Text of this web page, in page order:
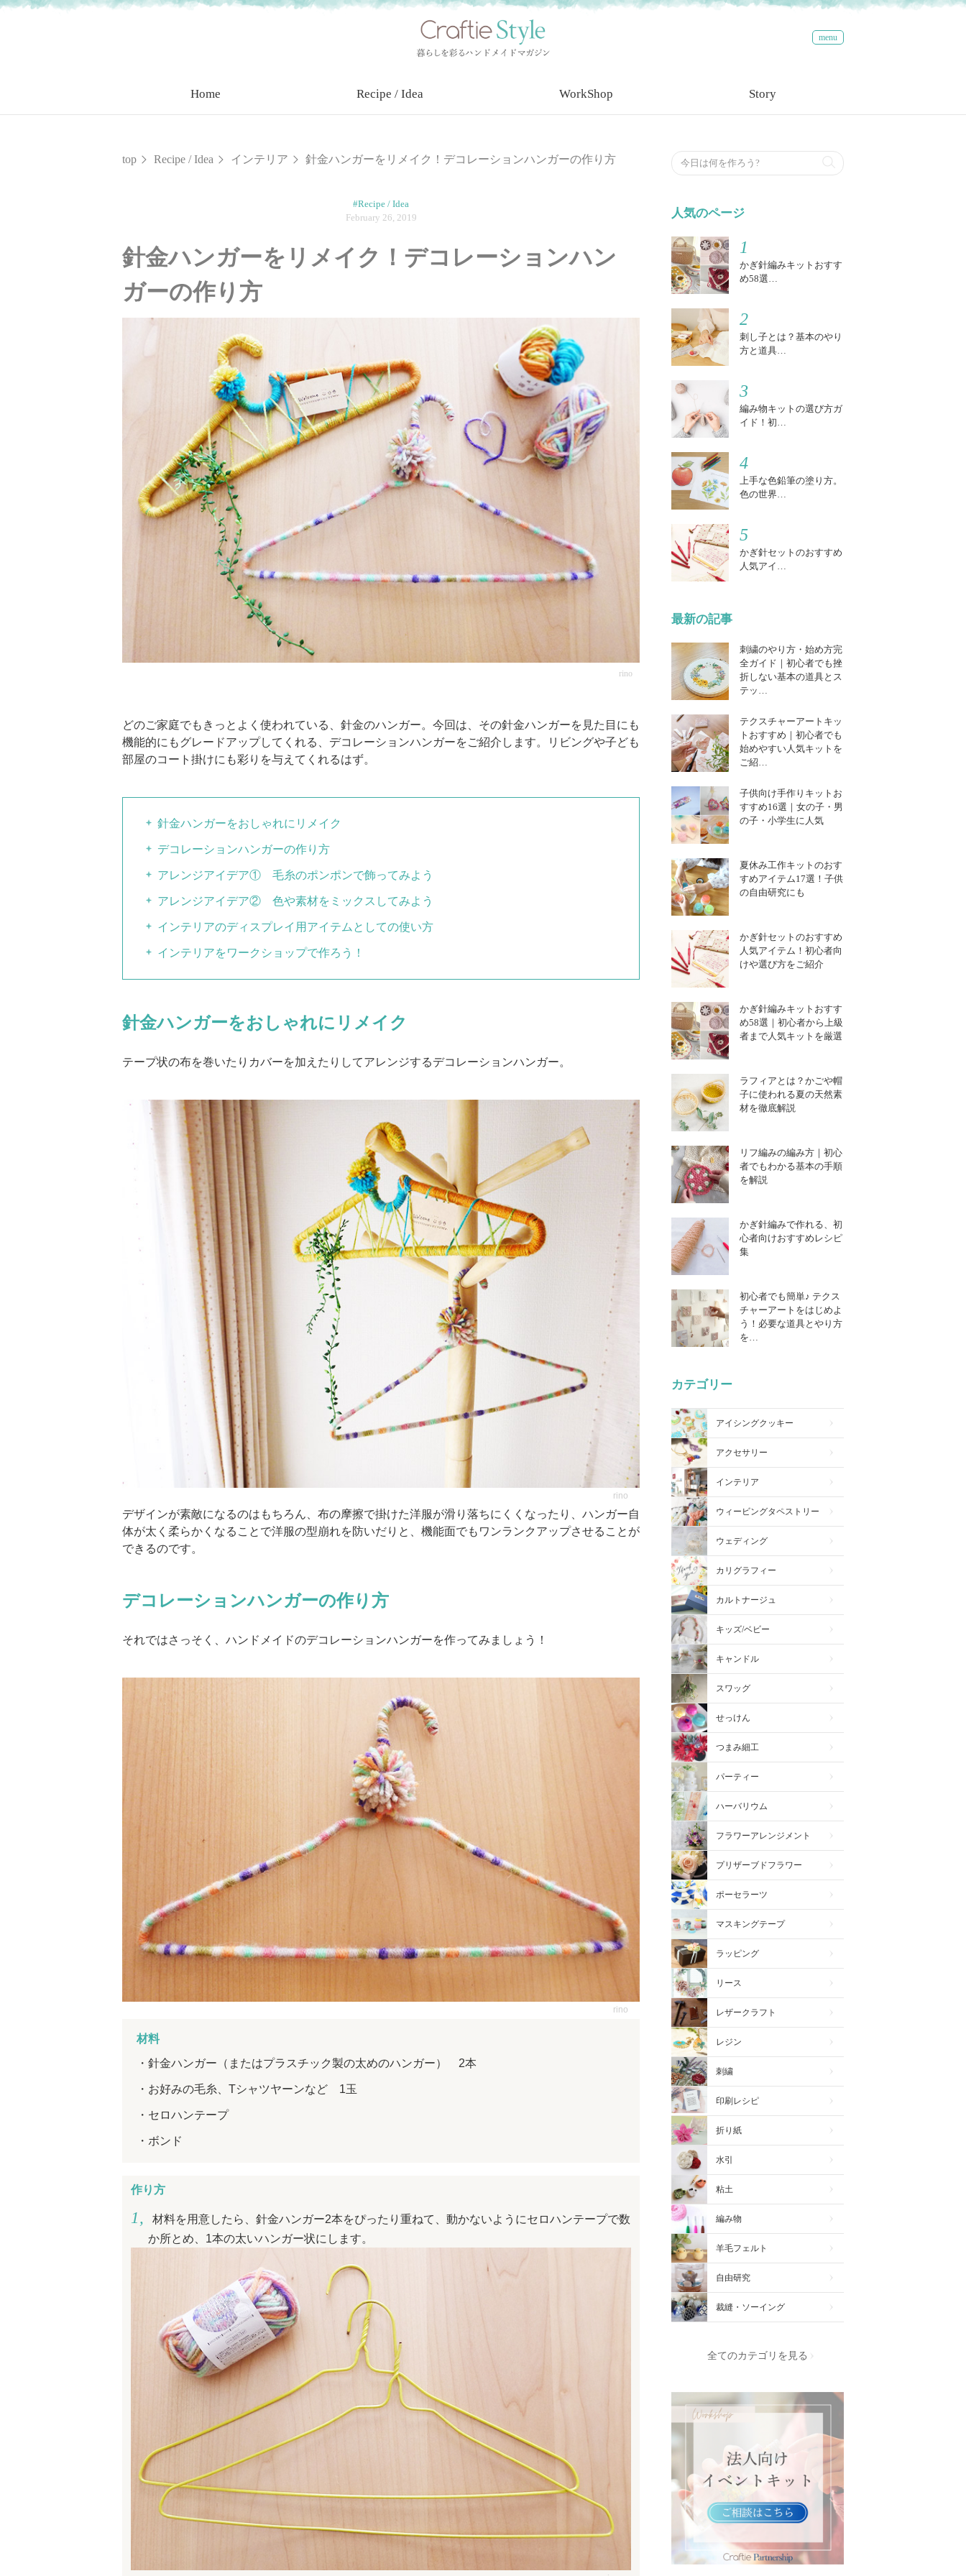
menu
Home Recipe / Idea WorkShop Story
top Recipe / Idea インテリア 針金ハンガーをリメイク！デコレーションハンガーの作り方
#Recipe / Idea
February 26, 2019
針金ハンガーをリメイク！デコレーションハン
ガーの作り方
rino
どのご家庭でもきっとよく使われている、針金のハンガー。今回は、その針金ハンガーを見た目にも
機能的にもグレードアップしてくれる、デコレーションハンガーをご紹介します。リビングや子ども
部屋のコート掛けにも彩りを与えてくれるはず。
針金ハンガーをおしゃれにリメイク
デコレーションハンガーの作り方
アレンジアイデア① 毛糸のポンポンで飾ってみよう
アレンジアイデア② 色や素材をミックスしてみよう
インテリアのディスプレイ用アイテムとしての使い方
インテリアをワークショップで作ろう！
針金ハンガーをおしゃれにリメイク
テープ状の布を巻いたりカバーを加えたりしてアレンジするデコレーションハンガー。
rino
デザインが素敵になるのはもちろん、布の摩擦で掛けた洋服が滑り落ちにくくなったり、ハンガー自
体が太く柔らかくなることで洋服の型崩れを防いだりと、機能面でもワンランクアップさせることが
できるのです。
デコレーションハンガーの作り方
それではさっそく、ハンドメイドのデコレーションハンガーを作ってみましょう！
rino
材料
針金ハンガー（またはプラスチック製の太めのハンガー） 2本
お好みの毛糸、Tシャツヤーンなど 1玉
セロハンテープ
ボンド
作り方
材料を用意したら、針金ハンガー2本をぴったり重ねて、動かないようにセロハンテープで数
か所とめ、1本の太いハンガー状にします。
検索する
人気のページ
1
かぎ針編みキットおすす
め58選…
2
刺し子とは？基本のやり
方と道具…
3
編み物キットの選び方ガ
イド！初…
4
上手な色鉛筆の塗り方。
色の世界…
5
かぎ針セットのおすすめ
人気アイ…
最新の記事
刺繍のやり方・始め方完
全ガイド｜初心者でも挫
折しない基本の道具とス
テッ…
テクスチャーアートキッ
トおすすめ｜初心者でも
始めやすい人気キットを
ご紹…
子供向け手作りキットお
すすめ16選｜女の子・男
の子・小学生に人気
夏休み工作キットのおす
すめアイテム17選！子供
の自由研究にも
かぎ針セットのおすすめ
人気アイテム！初心者向
けや選び方をご紹介
かぎ針編みキットおすす
め58選｜初心者から上級
者まで人気キットを厳選
ラフィアとは？かごや帽
子に使われる夏の天然素
材を徹底解説
リフ編みの編み方｜初心
者でもわかる基本の手順
を解説
かぎ針編みで作れる、初
心者向けおすすめレシピ
集
初心者でも簡単♪ テクス
チャーアートをはじめよ
う！必要な道具とやり方
を…
カテゴリー
アイシングクッキー
アクセサリー
インテリア
ウィービングタペストリー
ウェディング
カリグラフィー
カルトナージュ
キッズ/ベビー
キャンドル
スワッグ
せっけん
つまみ細工
パーティー
ハーバリウム
フラワーアレンジメント
プリザーブドフラワー
ポーセラーツ
マスキングテープ
ラッピング
リース
レザークラフト
レジン
刺繍
印刷レシピ
折り紙
水引
粘土
編み物
羊毛フェルト
自由研究
裁縫・ソーイング
全てのカテゴリを見る